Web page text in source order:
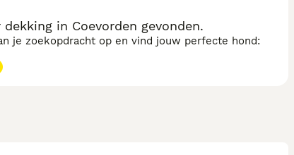
in Coevorden gevonden.
je zoekopdracht op en vind jouw perfecte hond: